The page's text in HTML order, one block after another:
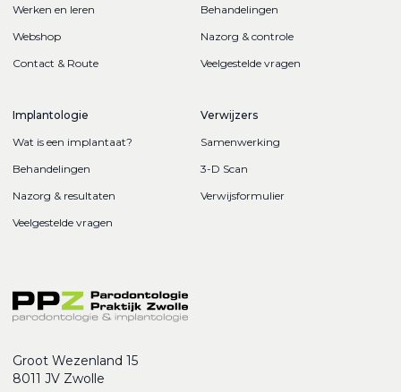
Werken en leren
Webshop
Contact & Route
Behandelingen
Nazorg & controle
Veelgestelde vragen
Implantologie
Wat is een implantaat?
Behandelingen
Nazorg & resultaten
Veelgestelde vragen
Verwijzers
Samenwerking
3-D Scan
Verwijsformulier
Groot Wezenland 15
8011 JV Zwolle